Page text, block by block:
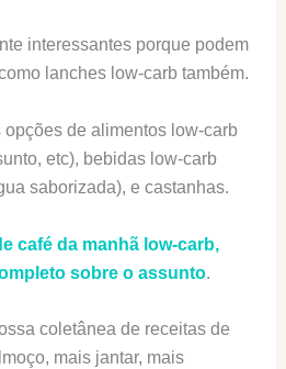
interessantes porque podem
lanches low-carb também.
opções de alimentos low-carb
etc), bebidas low-carb
saborizada), e castanhas.
café da manhã low-carb,
sobre o assunto.
coletânea de receitas de
mais jantar, mais